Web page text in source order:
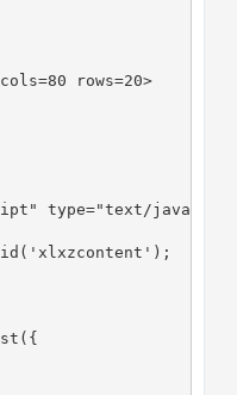
rows=20>
type="text/